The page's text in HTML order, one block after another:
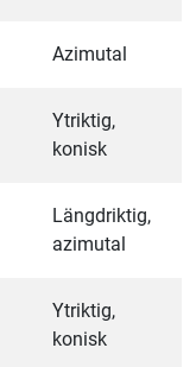
Azimutal
Ytriktig,
konisk
Längdriktig,
azimutal
Ytriktig,
konisk